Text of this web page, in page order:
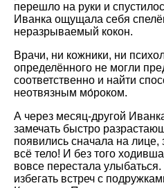
перешло на руки и
Иванка ощущала себя
неразрываемый кокон.
Врачи, ни кожники, ни
определённого не могли
соответственно и найти
неотвязным мо́роком.
А через месяц-другой
замечать быстро
появились сначала на лице,
всё тело! И без того
вовсе перестала
избегать встреч с